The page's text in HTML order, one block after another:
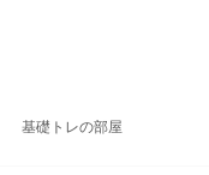
基礎トレの部屋